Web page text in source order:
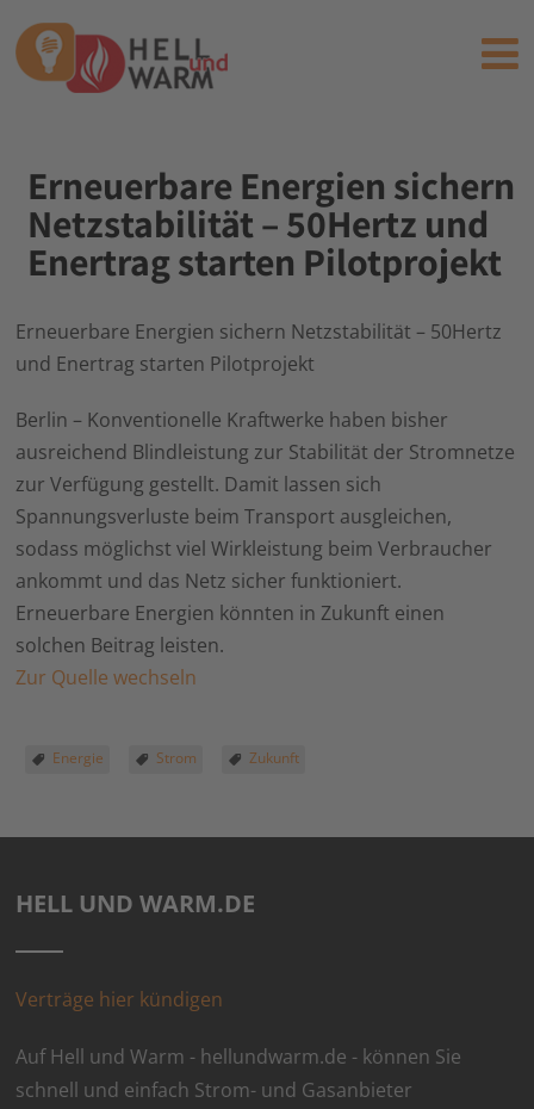
Erneuerbare Energien sichern
Netzstabilität – 50Hertz und
Enertrag starten Pilotprojekt
Erneuerbare Energien sichern Netzstabilität – 50Hertz
und Enertrag starten Pilotprojekt
Berlin – Konventionelle Kraftwerke haben bisher
ausreichend Blindleistung zur Stabilität der Stromnetze
zur Verfügung gestellt. Damit lassen sich
Spannungsverluste beim Transport ausgleichen,
sodass möglichst viel Wirkleistung beim Verbraucher
ankommt und das Netz sicher funktioniert.
Erneuerbare Energien könnten in Zukunft einen
solchen Beitrag leisten.
Zur Quelle wechseln
Energie Strom Zukunft
HELL UND WARM.DE
Verträge hier kündigen
Auf Hell und Warm - hellundwarm.de - können Sie
schnell und einfach Strom- und Gasanbieter